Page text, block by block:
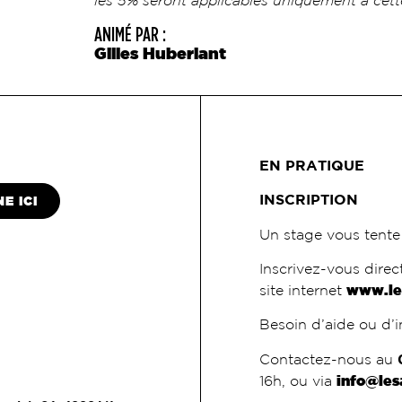
ANIMÉ PAR :
Gilles Huberlant
ICI
EN PRATIQUE
INSCRIPTION
Un stage vous
Inscrivez-vous
site internet
Besoin d’aide ou
Contactez-nous au
16h, ou via